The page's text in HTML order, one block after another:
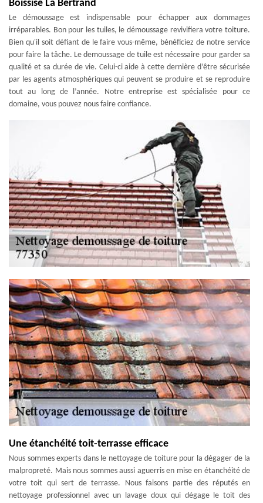
Boissise La Bertrand
Le démoussage est indispensable pour échapper aux dommages
irréparables. Bon pour les tuiles, le démoussage revivifiera votre toiture.
Bien qu'il soit défiant de le faire vous-même, bénéficiez de notre service
pour faire la tâche. Le demoussage de tuile est nécessaire pour garder sa
qualité et sa durée de vie. Celui-ci aide à cette dernière d’être sécurisée
par les agents atmosphériques qui peuvent se produire et se reproduire
tout au long de l’année. Notre entreprise est spécialisée pour ce
domaine, vous pouvez nous faire confiance.
Une étanchéité toit-terrasse efficace
Nous sommes experts dans le nettoyage de toiture pour la dégager de la
malpropreté. Mais nous sommes aussi aguerris en mise en étanchéité de
votre toit qui sert de terrasse. Nous faisons partie des réputés en
nettoyage professionnel avec un lavage doux qui dégage le toit des